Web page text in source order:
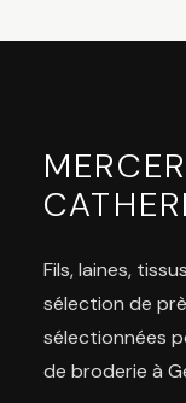
Fils, laines,
sélection de
sélectionnées
de broderie à